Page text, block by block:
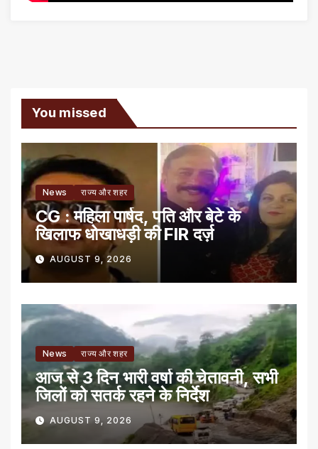
You missed
News राज्य और शहर
CG : महिला पार्षद, पति और बेटे के
खिलाफ धोखाधड़ी की FIR दर्ज़
AUGUST 9, 2026
News राज्य और शहर
आज से 3 दिन भारी वर्षा की चेतावनी, सभी
जिलों को सतर्क रहने के निर्देश
AUGUST 9, 2026